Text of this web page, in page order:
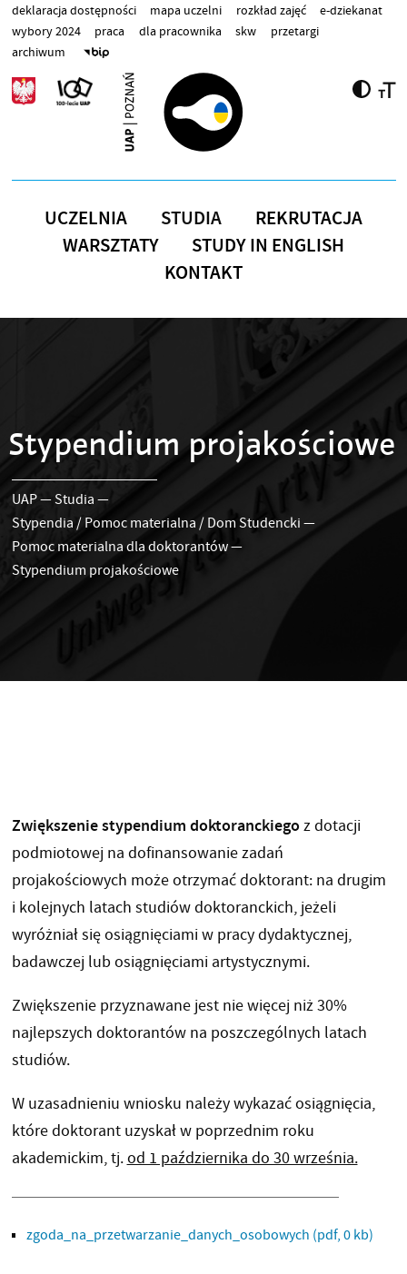
Przejdź do treści
deklaracja dostępności mapa uczelni rozkład zajęć
e-dziekanat
wybory 2024
praca dla pracownika skw
przetargi
archiwum
UCZELNIA STUDIA
REKRUTACJA
WARSZTATY
STUDY IN ENGLISH
KONTAKT
Stypendium projakościowe
UAP—Studia —
Stypendia / Pomoc materialna / Dom Studencki —
Pomoc materialna dla doktorantów—
Stypendium projakościowe
Zwiększenie stypendium doktoranckiegoz dotacji
podmiotowej na dofinansowanie zadań
projakościowych może otrzymać doktorant: na drugim
i kolejnych latach studiów doktoranckich, jeżeli
wyróżniał się osiągnięciami w pracy dydaktycznej,
badawczej lub osiągnięciami artystycznymi.
Zwiększenie przyznawane jest nie więcej niż 30%
najlepszych doktorantów na poszczególnych latach
studiów.
W uzasadnieniu wniosku należy wykazać osiągnięcia,
które doktorant uzyskał w poprzednim roku
akademickim, tj.od 1 października do 30 września.
zgoda_na_przetwarzanie_danych_osobowych (pdf, 0 kb)